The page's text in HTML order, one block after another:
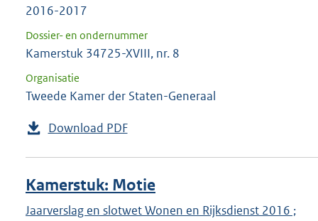
2016-2017
Dossier- en ondernummer
Kamerstuk 34725-XVIII, nr. 8
Organisatie
Tweede Kamer der Staten-Generaal
Download PDF
Kamerstuk: Motie
Jaarverslag en slotwet Wonen en Rijksdienst 2016 ;